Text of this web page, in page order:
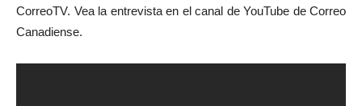
CorreoTV. Vea la entrevista en el canal de YouTube de Correo
Canadiense.